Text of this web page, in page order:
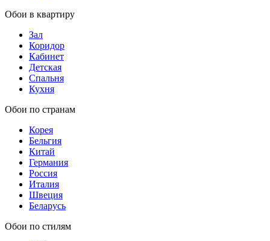
Обои в квартиру
Зал
Коридор
Кабинет
Детская
Спальня
Кухня
Обои по странам
Корея
Бельгия
Китай
Германия
Россия
Италия
Швеция
Беларусь
Обои по стилям